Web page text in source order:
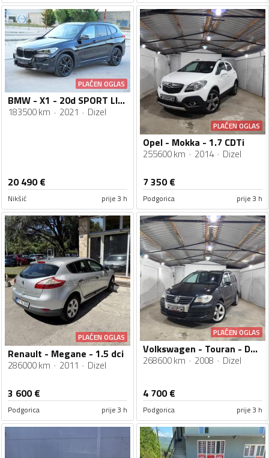
PLAĆEN OGLAS
BMW - X1 - 20d SPORT LINE 190 HP
183500 km 2021 Dizel
20 490€
Nikšić prije 3 h
PLAĆEN OGLAS
Opel - Mokka - 1.7 CDTi
255600 km 2014 Dizel
7 350€
Podgorica prije 3 h
PLAĆEN OGLAS
Renault - Megane - 1.5 dci
286000 km 2011 Dizel
3 600€
Podgorica prije 3 h
PLAĆEN OGLAS
Volkswagen - Touran - DSG 7 Siceva!!!
268600 km 2008 Dizel
4 700€
Podgorica prije 3 h